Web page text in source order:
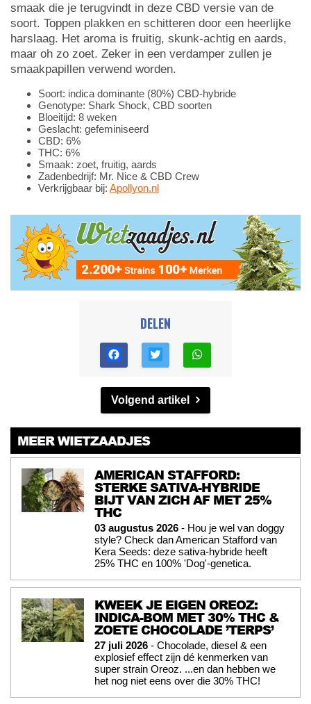
smaak die je terugvindt in deze CBD versie van de
soort. Toppen plakken en schitteren door een heerlijke
harslaag. Het aroma is fruitig, skunk-achtig en aards,
maar oh zo zoet. Zeker in een verdamper zullen je
smaakpapillen verwend worden.
Soort: indica dominante (80%) CBD-hybride
Genotype: Shark Shock, CBD soorten
Bloeitijd: 8 weken
Geslacht: gefeminiseerd
CBD: 6%
THC: 6%
Smaak: zoet, fruitig, aards
Zadenbedrijf: Mr. Nice & CBD Crew
Verkrijgbaar bij: Apollyon.nl
DELEN
Volgend artikel
MEER WIETZAADJES
AMERICAN STAFFORD:
STERKE SATIVA-HYBRIDE
BIJT VAN ZICH AF MET 25%
THC
03 augustus 2026 - Hou je wel van doggy
style? Check dan American Stafford van
Kera Seeds: deze sativa-hybride heeft
25% THC en 100% 'Dog'-genetica.
KWEEK JE EIGEN OREOZ:
INDICA-BOM MET 30% THC &
ZOETE CHOCOLADE ’TERPS’
27 juli 2026 - Chocolade, diesel & een
explosief effect zijn dé kenmerken van
super strain Oreoz. ...en dan hebben we
het nog niet eens over die 30% THC!